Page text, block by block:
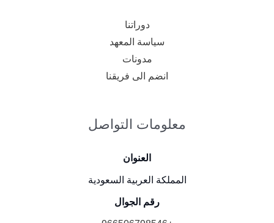
دوراتنا
سياسة المعهد
مدونات
انضم الى فريقنا
معلومات التواصل
العنوان
المملكة العربية السعودية
رقم الجوال